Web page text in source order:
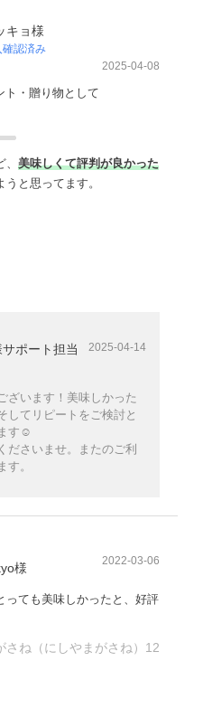
キョ様
確認済み
2025-04-08
ト・贈り物として
美味しくて評判が良かった
と思ってます。
ポート担当 2025-04-14
ざいます！美味しかった
してリピートをご検討と
す☺️
ださいませ。またのご利
す。
様 2022-03-06
っても美味しかったと、好評
さね（にしやまがさね）12